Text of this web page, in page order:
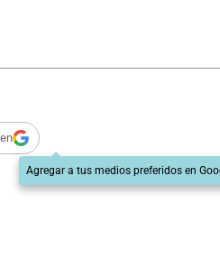
Agregar a tus medios preferidos en